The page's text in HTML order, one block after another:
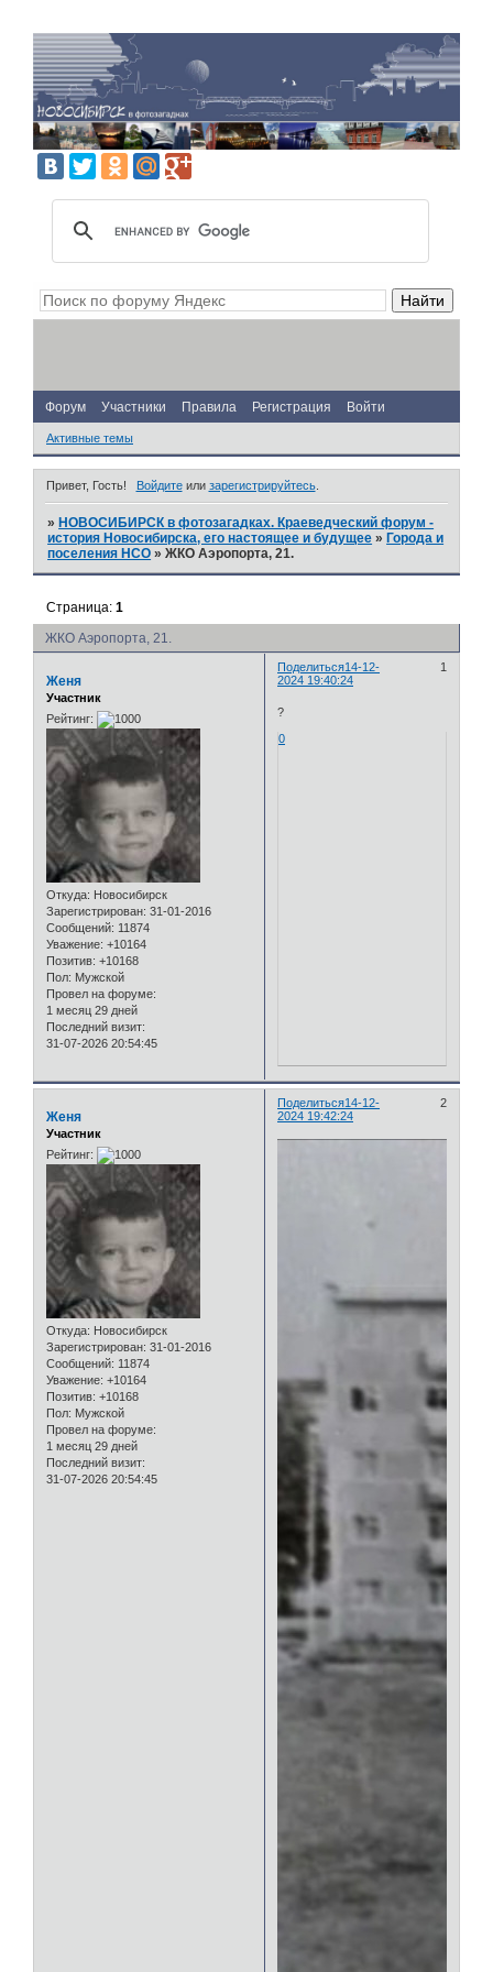
Форум Участники Правила Регистрация Войти
Активные темы
Привет, Гость! Войдитеили зарегистрируйтесь.
» НОВОСИБИРСК в фотозагадках. Краеведческий форум -
история Новосибирска, его настоящее и будущее » Города и
поселения НСО »ЖКО Аэропорта, 21.
ЖКО Аэропорта, 21.
Страница:1
Поделиться 1
14-12-
2024 19:40:24
Женя
Участник
Рейтинг:
Откуда: Новосибирск
Зарегистрирован: 31-01-2016
Сообщений: 11874
Уважение: +10164
Позитив: +10168
Пол: Мужской
Провел на форуме:
1 месяц 29 дней
Последний визит:
31-07-2026 20:54:45
?
0
Поделиться 2
14-12-
2024 19:42:24
Женя
Участник
Рейтинг:
Откуда: Новосибирск
Зарегистрирован: 31-01-2016
Сообщений: 11874
Уважение: +10164
Позитив: +10168
Пол: Мужской
Провел на форуме:
1 месяц 29 дней
Последний визит:
31-07-2026 20:54:45